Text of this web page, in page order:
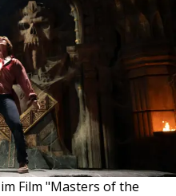
Film "Masters of the